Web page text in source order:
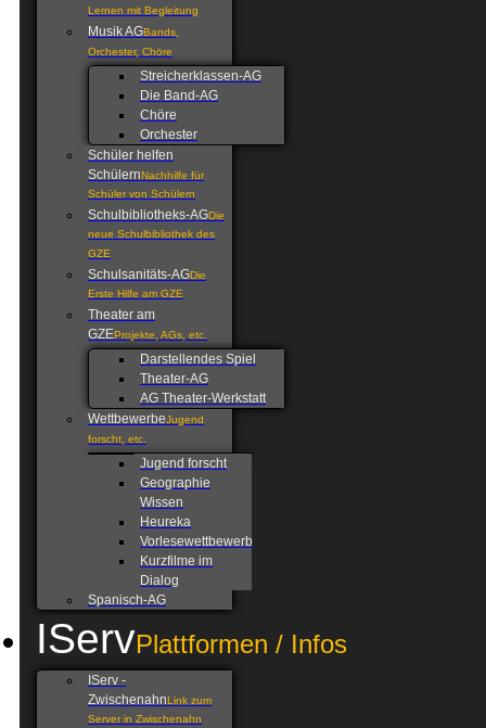
Lernen mit Begleitung
Musik AGBands,
Orchester, Chöre
Streicherklassen-AG
Die Band-AG
Chöre
Orchester
Schüler helfen
SchülernNachhilfe für
Schüler von Schülern
Schulbibliotheks-AGDie
neue Schulbibliothek des
GZE
Schulsanitäts-AGDie
Erste Hilfe am GZE
Theater am
GZEProjekte, AGs, etc.
Darstellendes Spiel
Theater-AG
AG Theater-Werkstatt
WettbewerbeJugend
forscht, etc.
Jugend forscht
Geographie
Wissen
Heureka
Vorlesewettbewerb
Kurzfilme im
Dialog
Spanisch-AG
IServPlattformen / Infos
IServ -
ZwischenahnLink zum
Server in Zwischenahn